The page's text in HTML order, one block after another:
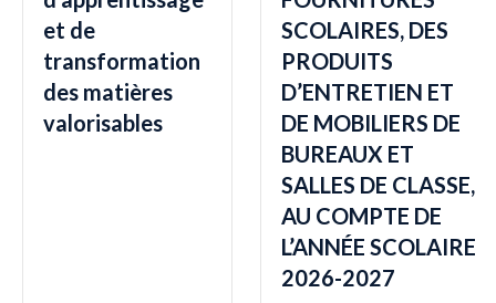
et de
transformation
des matières
valorisables
SCOLAIRES, DES
PRODUITS
D’ENTRETIEN ET
DE MOBILIERS DE
BUREAUX ET
SALLES DE CLASSE,
AU COMPTE DE
L’ANNÉE SCOLAIRE
2026-2027